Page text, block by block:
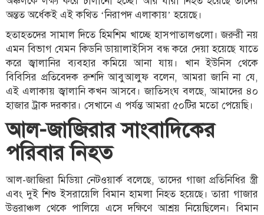
অন্তত অর্ধেকই এই কথিত ‘নিরাপদ এলাকায়’ হয়েছে।
হতাহতদের সামাল দিতে হিমশিম খাচ্ছে হাসপাতালগুলো। জরুরী নয়
এমন বিভাগ যেমন কিডনি ডায়ালাইসিস বন্ধ করে দেয়া হয়েছে যাতে
করে জ্বালানির ব্যবহার কমিয়ে আনা যায়। খান ইউনিস থেকে
বিবিসির প্রতিবেদক রুশদি আবুআলুফ বলেন, আমরা জানি না যে,
এই এলাকায় জ্বালানি কখন আসবে। জাতিসংঘ বলছে, আমাদের ৪০
হাজার ট্রাক দরকার। সেখানে এ পর্যন্ত আমরা ৫০টির মতো পেয়েছি।
আল-জাজিরার সাংবাদিকের
পরিবার নিহত
আল-জাজিরা মিডিয়া নেটওয়ার্ক বলেছে, তাদের গাজা প্রতিনিধির স্ত্রী
এবং দুই শিশু ইসরায়েলি বিমান হামলা নিহত হয়েছে। তারা গাজার
উত্তরাঞ্চল থেকে পালিয়ে এসে দক্ষিণে আশ্রয় নিয়েছিলেন। বিমান